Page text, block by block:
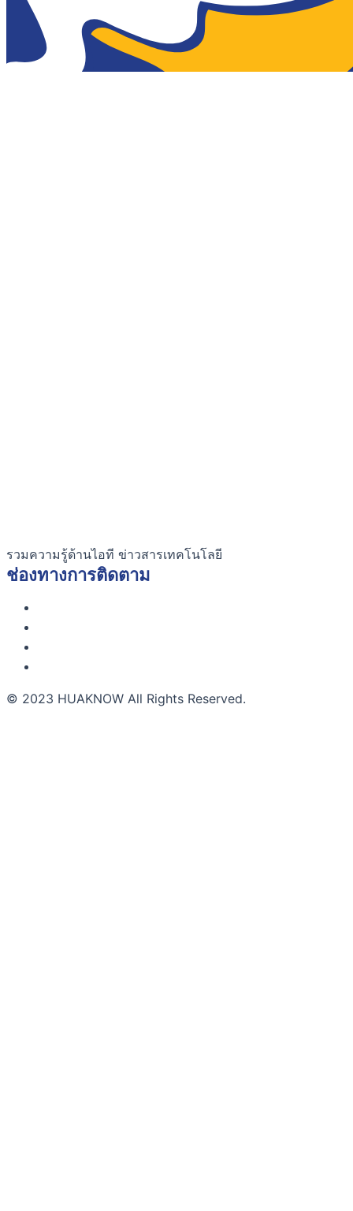
รวมความรู้ด้านไอที ข่าวสารเทคโนโลยี
ช่องทางการติดตาม
© 2023 HUAKNOW All Rights Reserved.